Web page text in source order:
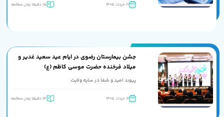
21 خرداد 1405 15 دقیقه زمان مطالعه
جشن بیمارستان رضوی در ایام عید سعید غدیر و
میلاد فرخنده حضرت موسی کاظم (ع)
پیوند امید و شفا در سایه ولایت
16 خرداد 1405 13 دقیقه زمان مطالعه